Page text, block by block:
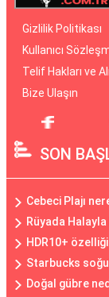
Gizlilik Politikası
Kullanıcı
Telif Hakları ve
Bize Ulaşın
SON
Cebeci Plajı
Rüyada
HDR10+
Starbucks
Doğal gübre